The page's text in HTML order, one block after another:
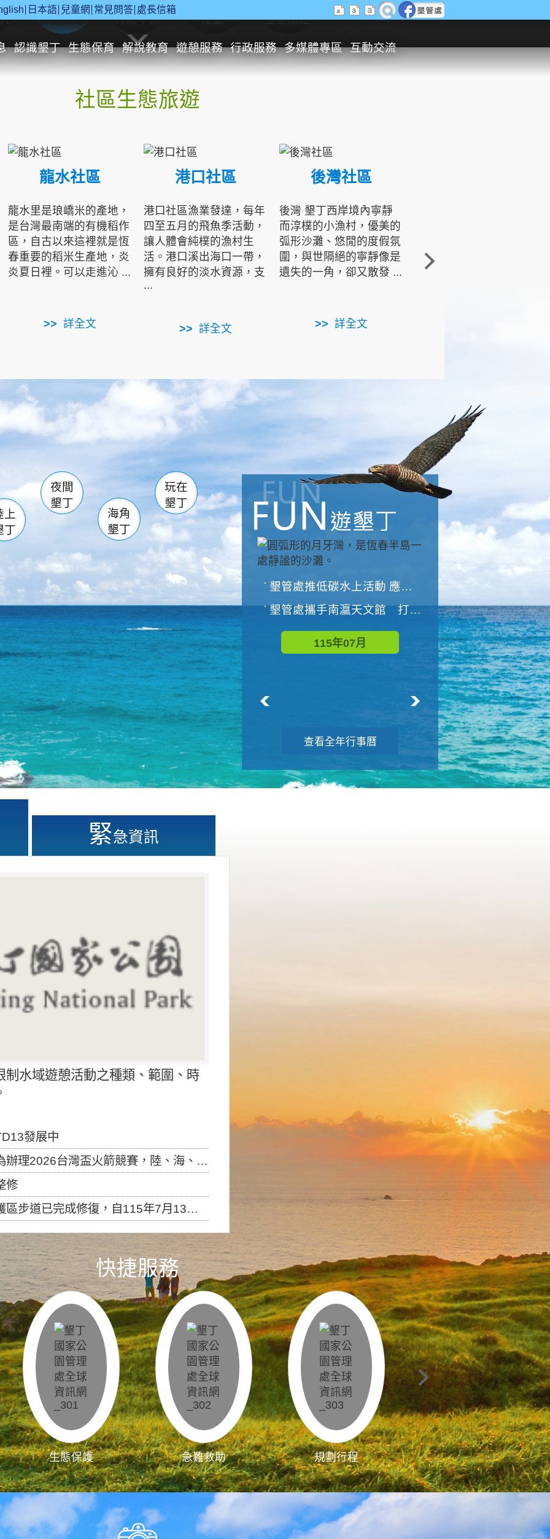
日本語 兒童網 常見問答 處長信箱
認識墾丁 生態保育 解說教育 遊憩服務 行政服務 多媒體專區 互動交流
休閒遊憩 行政申辦 兒童 生態旅遊
社區生態旅遊
龍水社區
龍水里是琅嶠米的產地，
是台灣最南端的有機稻作
區，自古以來這裡就是恆
春重要的稻米生產地，炎
炎夏日裡。可以走進沁 ...
詳全文
港口社區
港口社區漁業發達，每年
四至五月的飛魚季活動，
讓人體會純樸的漁村生
活。港口溪出海口一帶，
擁有良好的淡水資源，支
...
詳全文
後灣社區
後灣 墾丁西岸境內寧靜
而淳樸的小漁村，優美的
弧形沙灘、悠閒的度假氛
圍，與世隔絕的寧靜像是
遺失的一角，卻又散發 ...
詳全文
角的端點，冬季海浪拍打
著礁岸，旺盛的侵蝕作
南仁湖
滿州 佳樂水
森林遊樂區
墾管處遊客中心
社頂公園 風吹沙
船帆石 龍磐公園
香蕉灣 龍坑
鵝鑾鼻
上
丁
夜間
墾丁
海角
墾丁
玩在
墾丁
墾管處推低碳水上活動 應屆畢業生限額免費參加
墾管處攜手南瀛天文館 打造沉浸式天文探索營隊
115年07月
與國家公園有約-優游潮間
115年08月
查看全年行事曆
緊急資訊
水域遊憩活動之種類、範圍、時
發展中
盃火箭競賽，陸、海、空域警戒及協調相關事宜，因颱風備案事宜
修
，自115年7月13日（星期一）起恢復開放入園，歡迎民眾依規定申請入園....
快捷服務
生態保護 急難救助 規劃行程 影像直播